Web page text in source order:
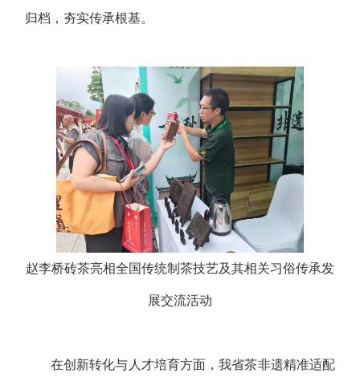
归档，夯实传承根基。
赵李桥砖茶亮相全国传统制茶技艺及其相关习俗传承发
展交流活动
在创新转化与人才培育方面，我省茶非遗精准适配